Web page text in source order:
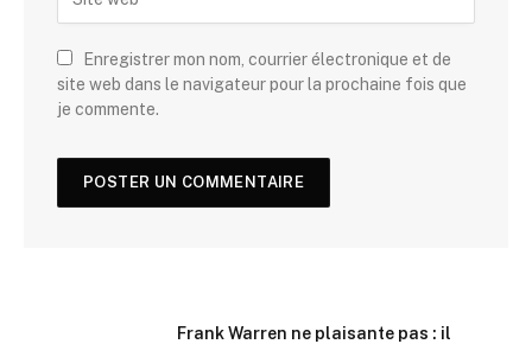
Enregistrer mon nom, courrier électronique et de
site web dans le navigateur pour la prochaine fois que
je commente.
Frank Warren ne plaisante pas : il